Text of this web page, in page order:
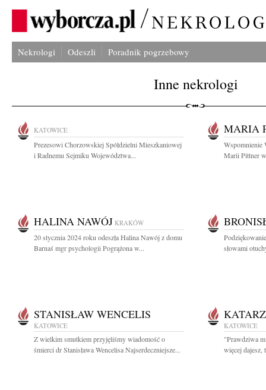
Nekrologi Odeszli Poradnik pogrzebowy
Inne nekrologi
KATOWICE
Prezesowi Chorzowskiej Spółdzielni Mieszkaniowej
i Radnemu Sejmiku Województwa...
MARIA
Wspomnienie
Marii Pittner
HALINA NAWÓJ KRAKÓW
20 stycznia 2024 roku odeszła Halina Nawój z domu
Barnaś mgr psychologii Pogrążona w...
słowami
STANISŁAW WENCELIS
KATOWICE
Z wielkim smutkiem przyjęliśmy wiadomość o
śmierci dr Stanisława Wencelisa Najserdeczniejsze...
KATOWICE
"Prawdziwa
więcej dajesz,